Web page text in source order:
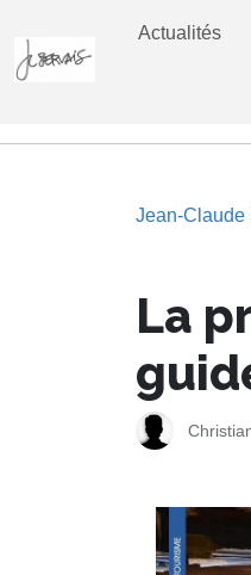
Actualités
Jean-Claude
La